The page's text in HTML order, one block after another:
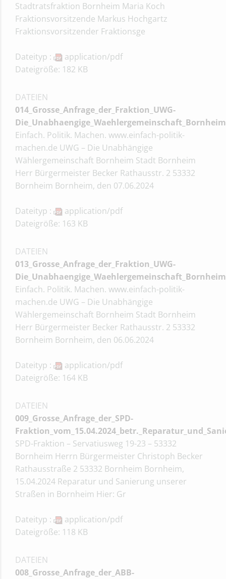
Stadtratsfraktion Bornheim Maria Koch
Fraktionsvorsitzende Markus Hochgartz
Fraktionsvorsitzender Fraktionsge
Dateityp :
application/pdf
Dateigröße: 182 KB
DATEIEN
014_Grosse_Anfrage_der_Fraktion_UWG-
Einfach. Politik. Machen. www.einfach-politik-
machen.de UWG – Die Unabhängige
Wählergemeinschaft Bornheim Stadt Bornheim
Herr Bürgermeister Becker Rathausstr. 2 53332
Bornheim Bornheim, den 07.06.2024
Dateityp :
application/pdf
Dateigröße: 163 KB
DATEIEN
013_Grosse_Anfrage_der_Fraktion_UWG-
Einfach. Politik. Machen. www.einfach-politik-
machen.de UWG – Die Unabhängige
Wählergemeinschaft Bornheim Stadt Bornheim
Herr Bürgermeister Becker Rathausstr. 2 53332
Bornheim Bornheim, den 06.06.2024
Dateityp :
application/pdf
Dateigröße: 164 KB
DATEIEN
009_Grosse_Anfrage_der_SPD-
SPD-Fraktion – Servatiusweg 19-23 – 53332
Bornheim Herrn Bürgermeister Christoph Becker
Rathausstraße 2 53332 Bornheim Bornheim,
15.04.2024 Reparatur und Sanierung unserer
Straßen in Bornheim Hier: Gr
Dateityp :
application/pdf
Dateigröße: 118 KB
DATEIEN
008_Grosse_Anfrage_der_ABB-